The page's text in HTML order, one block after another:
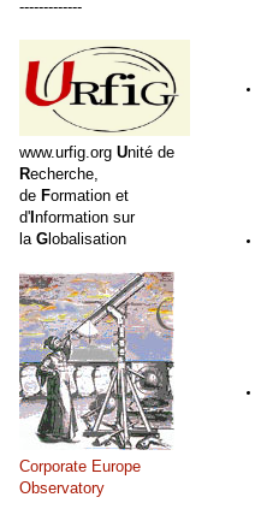
-------------
www.urfig.org Unité de
Recherche,
de Formation et
d'Information sur
la Globalisation
Corporate Europe
Observatory